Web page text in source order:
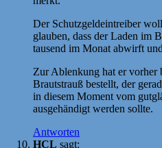
Der Schutzgeldeintreiber
glauben, dass der Laden im
tausend im Monat abwirft
Zur Ablenkung hat er vorher
Brautstrauß bestellt, der
in diesem Moment vom
ausgehändigt werden sollte.
Antworten
HCL sagt: